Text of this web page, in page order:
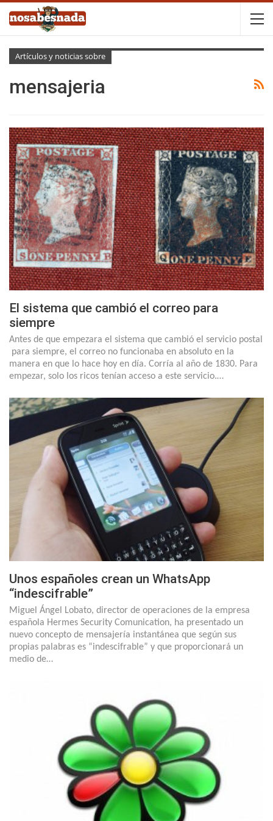
Artículos y noticias sobre
mensajeria
El sistema que cambió el correo para
siempre
Antes de que empezara el sistema que cambió el servicio postal
para siempre, el correo no funcionaba en absoluto en la
manera en que lo hace hoy en día. Corría al año de 1830. Para
empezar, solo los ricos tenían acceso a este servicio.…
Unos españoles crean un WhatsApp
“indescifrable”
Miguel Ángel Lobato, director de operaciones de la empresa
española Hermes Security Comunication, ha presentado un
nuevo concepto de mensajería instantánea que según sus
propias palabras es “indescifrable” y que proporcionará un
medio de…